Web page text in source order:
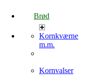
Brød
Kornkværne
m.m.
Kornvalser